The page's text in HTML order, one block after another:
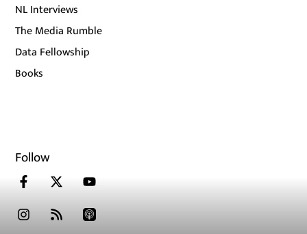
NL Interviews
The Media Rumble
Data Fellowship
Books
Follow